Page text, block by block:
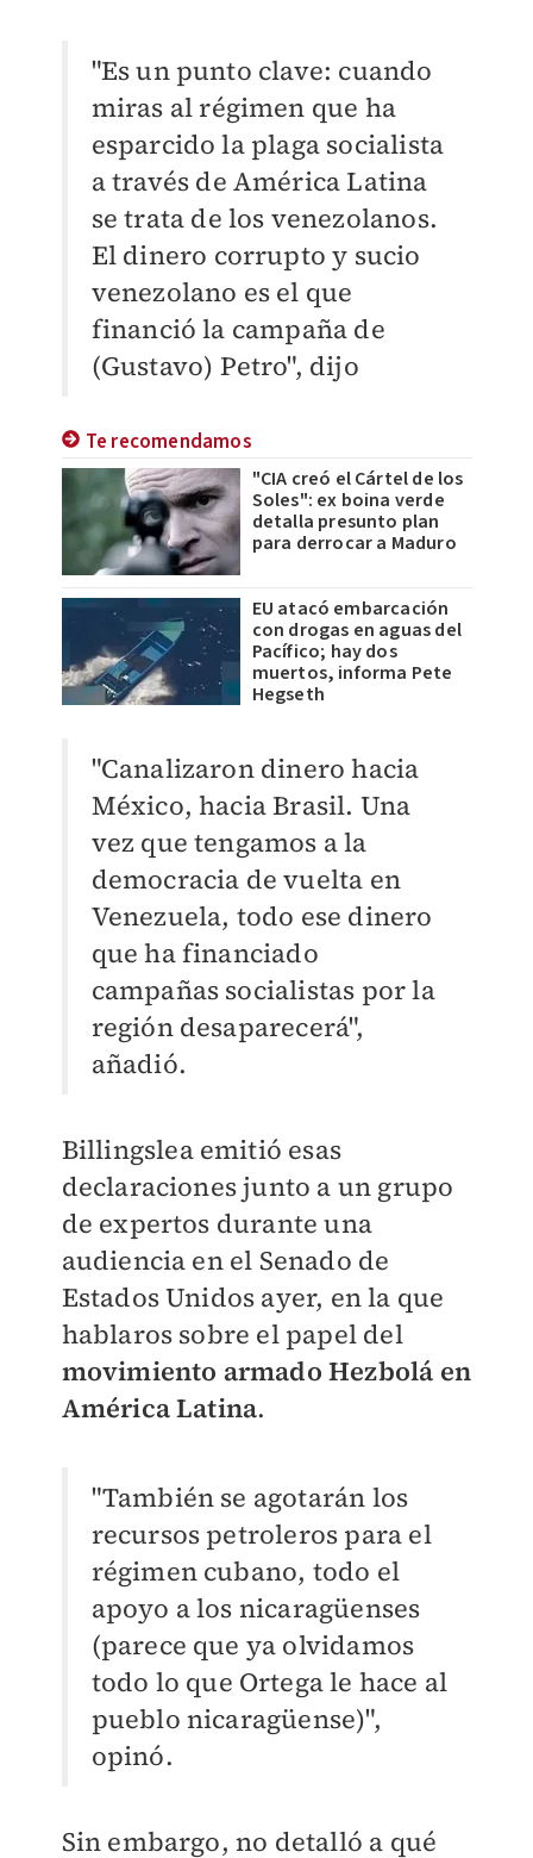
"Es un punto clave: cuando
miras al régimen que ha
esparcido la plaga socialista
a través de América Latina
se trata de los venezolanos.
El dinero corrupto y sucio
venezolano es el que
financió la campaña de
(Gustavo) Petro", dijo
Te recomendamos
"CIA creó el Cártel de los
Soles": ex boina verde
detalla presunto plan
para derrocar a Maduro
EU atacó embarcación
con drogas en aguas del
Pacífico; hay dos
muertos, informa Pete
Hegseth
"Canalizaron dinero hacia
México, hacia Brasil. Una
vez que tengamos a la
democracia de vuelta en
Venezuela, todo ese dinero
que ha financiado
campañas socialistas por la
región desaparecerá",
añadió.
Billingslea emitió esas
declaraciones junto a un grupo
de expertos durante una
audiencia en el Senado de
Estados Unidos ayer, en la que
hablaros sobre el papel del
movimiento armado Hezbolá en
América Latina.
"También se agotarán los
recursos petroleros para el
régimen cubano, todo el
apoyo a los nicaragüenses
(parece que ya olvidamos
todo lo que Ortega le hace al
pueblo nicaragüense)",
opinó.
Sin embargo, no detalló a qué